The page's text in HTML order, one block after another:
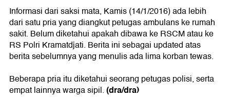
Informasi dari saksi mata, Kamis (14/1/2016) ada lebih
dari satu pria yang diangkut petugas ambulans ke rumah
sakit. Belum diketahui apakah dibawa ke RSCM atau ke
RS Polri Kramatdjati. Berita ini sebagai updated atas
berita sebelumnya yang menulis ada lima korban tewas.
Beberapa pria itu diketahui seorang petugas polisi, serta
empat lainnya warga sipil.(dra/dra)